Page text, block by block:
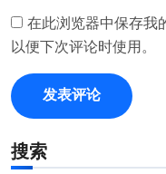
在此浏览器中保存我
以便下次评论时使用。
搜索